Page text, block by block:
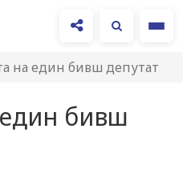
на един бивш депутат
бивш